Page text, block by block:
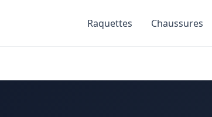
Raquettes Chaussures